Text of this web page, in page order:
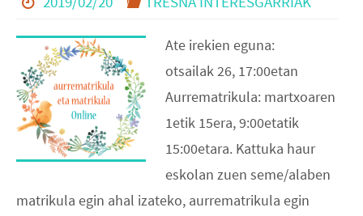
Ate irekien eguna:
otsailak 26, 17:00etan
Aurrematrikula: martxoaren
1etik 15era, 9:00etatik
15:00etara. Kattuka haur
eskolan zuen seme/alaben
matrikula egin ahal izateko, aurrematrikula egin